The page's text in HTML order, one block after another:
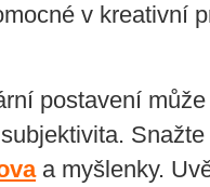
v kreativní
postavení
a myšlenky.